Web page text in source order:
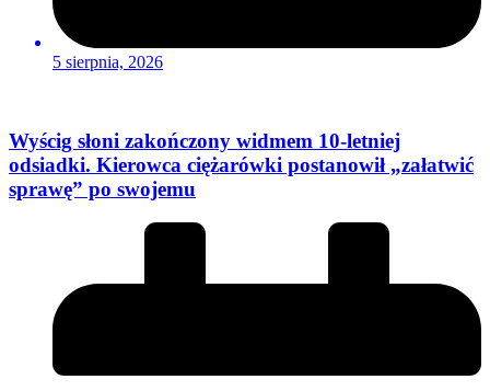
5 sierpnia, 2026
Wyścig słoni zakończony widmem 10-letniej
odsiadki. Kierowca ciężarówki postanowił „załatwić
sprawę” po swojemu